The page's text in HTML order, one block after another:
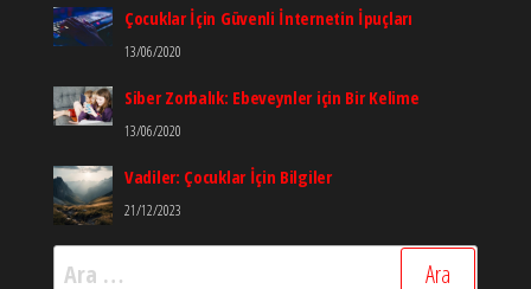
Çocuklar İçin Güvenli İnternetin İpuçları
13/06/2020
Siber Zorbalık: Ebeveynler için Bir Kelime
13/06/2020
Vadiler: Çocuklar İçin Bilgiler
21/12/2023
Arama: